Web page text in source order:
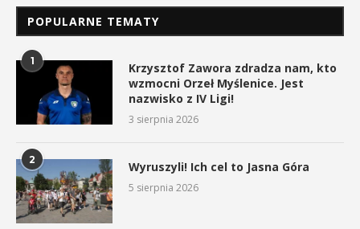
POPULARNE TEMATY
1
Krzysztof Zawora zdradza nam, kto
wzmocni Orzeł Myślenice. Jest
nazwisko z IV Ligi!
3 sierpnia 2026
2 Wyruszyli! Ich cel to Jasna Góra
5 sierpnia 2026